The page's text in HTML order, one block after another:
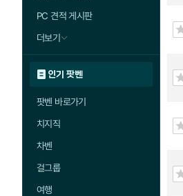
PC 견적 게시판
더보기
인기 팟벤
팟벤 바로가기
치지직
차벤
걸그룹
여행